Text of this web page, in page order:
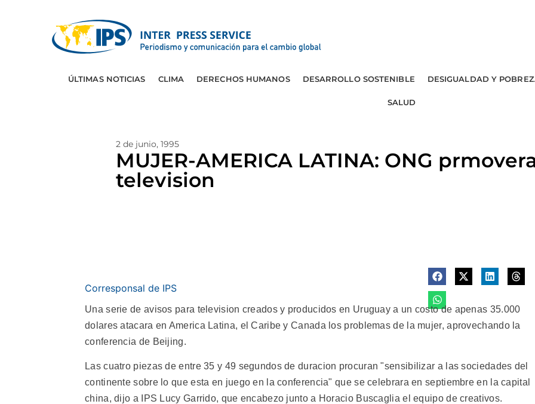
ÚLTIMAS NOTICIAS CLIMA DERECHOS HUMANOS DESARROLLO SOSTENIBLE DESIGUALDAD Y
SALUD
2 de junio, 1995
MUJER-AMERICA LATINA: ONG
television
Corresponsal de IPS
Una serie de avisos para television creados y producidos en Uruguay a un costo de apenas 35.000
dolares atacara en America Latina, el Caribe y Canada los problemas de la mujer, aprovechando la
conferencia de Beijing.
Las cuatro piezas de entre 35 y 49 segundos de duracion procuran "sensibilizar a las sociedades del
continente sobre lo que esta en juego en la conferencia" que se celebrara en septiembre en la capital
china, dijo a IPS Lucy Garrido, que encabezo junto a Horacio Buscaglia el equipo de creativos.